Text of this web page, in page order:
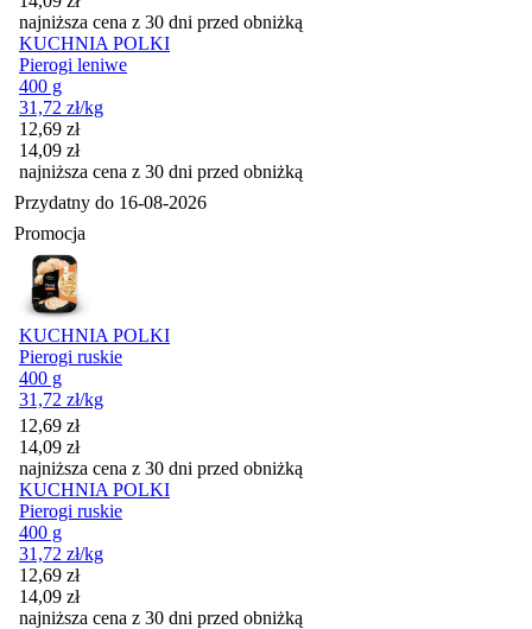
najniższa cena z 30 dni przed obniżką
KUCHNIA POLKI
Pierogi leniwe
400 g
31,72 zł/kg
Cena promocyjna
12,69 zł
14,09 zł
najniższa cena z 30 dni przed obniżką
Przydatny do 16-08-2026
Promocja
KUCHNIA POLKI
Pierogi ruskie
400 g
31,72 zł/kg
Cena promocyjna
12,69 zł
14,09 zł
najniższa cena z 30 dni przed obniżką
KUCHNIA POLKI
Pierogi ruskie
400 g
31,72 zł/kg
Cena promocyjna
12,69 zł
14,09 zł
najniższa cena z 30 dni przed obniżką